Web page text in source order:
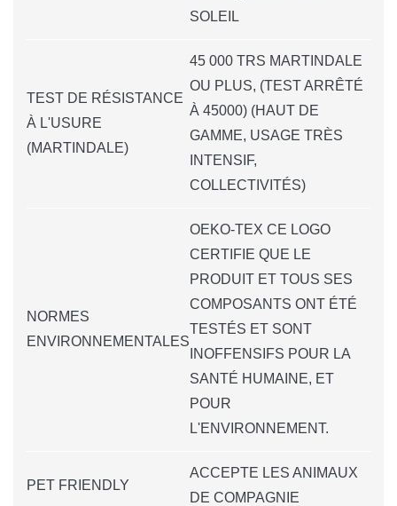
SOLEIL
TEST DE RÉSISTANCE
À L'USURE
(MARTINDALE)
45 000 TRS MARTINDALE
OU PLUS, (TEST ARRÊTÉ
À 45000) (HAUT DE
GAMME, USAGE TRÈS
INTENSIF,
COLLECTIVITÉS)
NORMES
ENVIRONNEMENTALES
OEKO-TEX CE LOGO
CERTIFIE QUE LE
PRODUIT ET TOUS SES
COMPOSANTS ONT ÉTÉ
TESTÉS ET SONT
INOFFENSIFS POUR LA
SANTÉ HUMAINE, ET
POUR
L'ENVIRONNEMENT.
PET FRIENDLY
ACCEPTE LES ANIMAUX
DE COMPAGNIE